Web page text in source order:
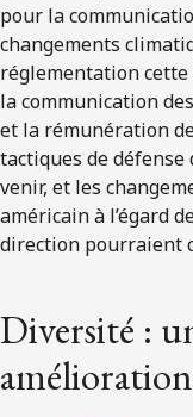
pour la
changements
réglementation
la communication
et la rémunération
tactiques de défense
venir, et les
américain à l’égard
direction pourraient
Diversité :